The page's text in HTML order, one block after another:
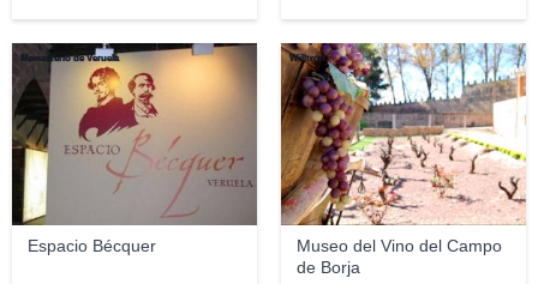
Espacio Bécquer
Monasterio de Veruela
Museo del Vino del Campo
de Borja
Willtron